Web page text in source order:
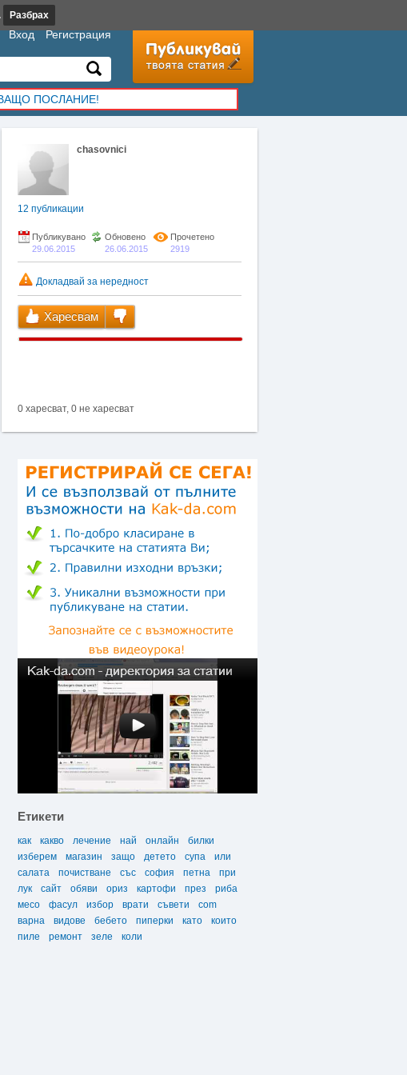
chasovnici
12 публикации
Публикувано
29.06.2015
Обновено
26.06.2015
Прочетено
2919
Докладвай за нередност
Харесвам
0 харесват, 0 не харесват
Етикети
как какво лечение най онлайн
билки
изберем
магазин защо детето супа
или
салата
почистване със софия петна
при
лук
сайт обяви ориз картофи през
риба
месо
фасул избор врати съвети
com
варна
видове бебето пиперки като
които
пиле
ремонт зеле коли
Вход Регистрация
ПОСЛАНИЕ!
Разбрах